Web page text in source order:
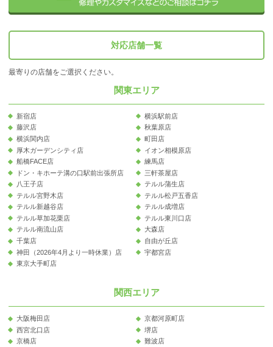
対応店舗一覧
最寄りの店舗をご選択ください。
関東エリア
新宿店
横浜駅前店
藤沢店
秋葉原店
横浜関内店
町田店
厚木ガーデンシティ店
イオン相模原店
船橋FACE店
練馬店
ドン・キホーテ溝の口駅前出張所店
三軒茶屋店
八王子店
テルル蒲生店
テルル宮野木店
テルル松戸五香店
テルル新越谷店
テルル成増店
テルル草加花栗店
テルル東川口店
テルル南流山店
大森店
千葉店
自由が丘店
神田（2026年4月より一時休業）店
宇都宮店
東京大手町店
関西エリア
大阪梅田店
京都河原町店
西宮北口店
堺店
京橋店
難波店